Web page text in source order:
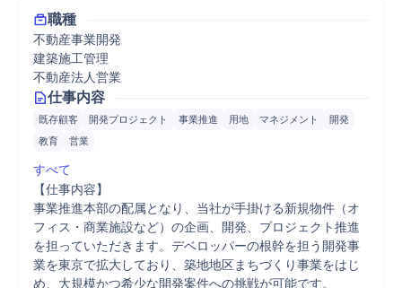
職種
不動産事業開発
建築施工管理
不動産法人営業
仕事内容
既存顧客 開発プロジェクト 事業推進 用地 マネジメント
開発
教育
営業
すべて
【仕事内容】
事業推進本部の配属となり、当社が手掛ける新規物件（オ
フィス・商業施設など）の企画、開発、プロジェクト推進
を担っていただきます。デベロッパーの根幹を担う開発事
業を東京で拡大しており、築地地区まちづくり事業をはじ
め、大規模かつ希少な開発案件への挑戦が可能です。